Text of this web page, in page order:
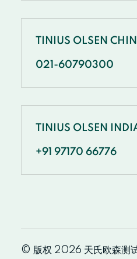
TINIUS OLSEN
021-60790300
TINIUS OLSEN
+91 97170 66776
© 版权 2026 天氏欧森测